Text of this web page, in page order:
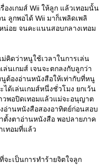
องเกมส์ Wii ให้ลูก แล้วเทอมนั้น
ลูกพอได้ Wii มาก็เพลิดเพลิ
น่อย จนคะแนนสอบกลางเทอม
คิดว่าหนูใช้เวลาในการเล่น
นเกมส์ เจนจะตกลงกับลูกว่า
ต้องอ่านหนังสือให้เท่ากับที่หนู
ด้เล่นเกมส์หนึ่งชั่วโมง ยกเว้น
วพอปิดเทอมแล้วแม่จะอนุญาต
อ่านหนังสือสองอาทิตย์ก่อนสอบ
งตาอ่านหนังสือ พอปลายภาค
เทอมที่แล้ว
ะเป็นการทำร้ายจิตใจลูก